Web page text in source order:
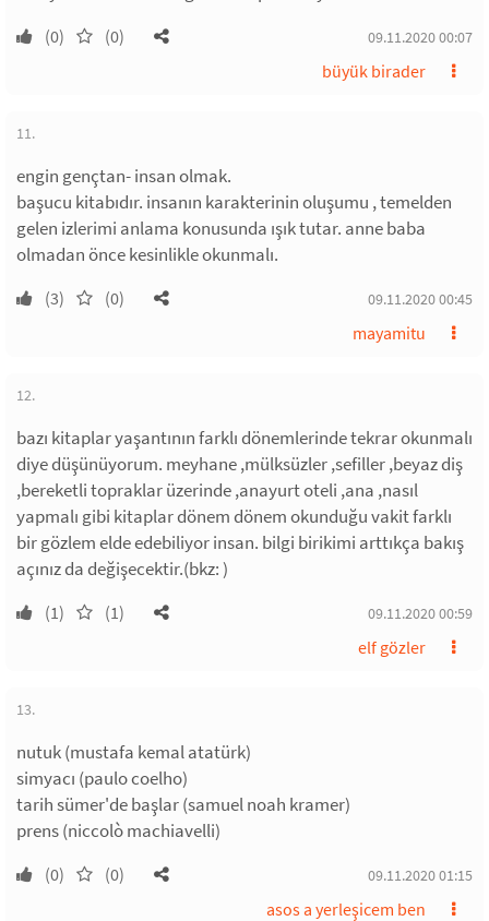
(0) (0) 09.11.2020 00:07
büyük birader
11.
engin gençtan- insan olmak.
başucu kitabıdır. insanın karakterinin oluşumu , temelden
gelen izlerimi anlama konusunda ışık tutar. anne baba
olmadan önce kesinlikle okunmalı.
(3) (0) 09.11.2020 00:45
mayamitu
12.
bazı kitaplar yaşantının farklı dönemlerinde tekrar okunmalı
diye düşünüyorum. meyhane ,mülksüzler ,sefiller ,beyaz diş
,bereketli topraklar üzerinde ,anayurt oteli ,ana ,nasıl
yapmalı gibi kitaplar dönem dönem okunduğu vakit farklı
bir gözlem elde edebiliyor insan. bilgi birikimi arttıkça bakış
açınız da değişecektir.(bkz: )
(1) (1) 09.11.2020 00:59
elf gözler
13.
nutuk (mustafa kemal atatürk)
simyacı (paulo coelho)
tarih sümer'de başlar (samuel noah kramer)
prens (niccolò machiavelli)
(0) (0) 09.11.2020 01:15
asos a yerleşicem ben